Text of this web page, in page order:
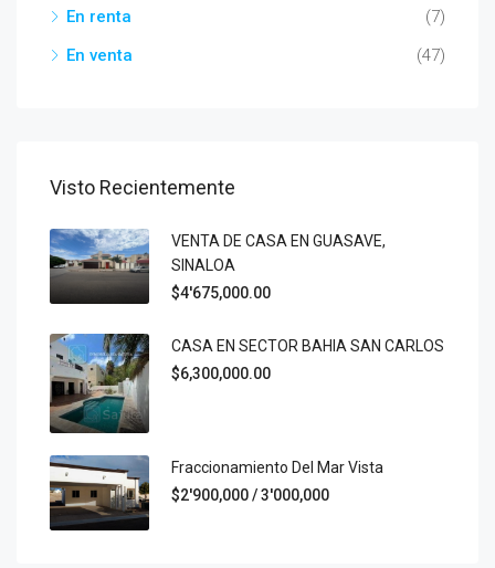
En renta
(7)
En venta
(47)
Visto Recientemente
VENTA DE CASA EN GUASAVE,
SINALOA
$4'675,000.00
CASA EN SECTOR BAHIA SAN CARLOS
$6,300,000.00
Fraccionamiento Del Mar Vista
$2'900,000 / 3'000,000